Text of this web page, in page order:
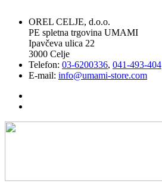
OREL CELJE, d.o.o.
PE spletna trgovina UMAMI
Ipavčeva ulica 22
3000 Celje
Telefon: 03-6200336, 041-493-404
E-mail: info@umami-store.com